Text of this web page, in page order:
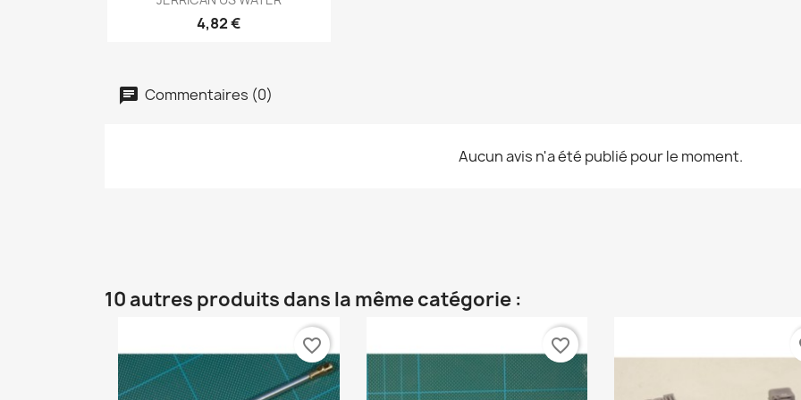
4,82 €
Commentaires (0)
Aucun avis n'a été publié pour le moment.
10 autres produits dans la même catégorie :
favorite_border favorite_border